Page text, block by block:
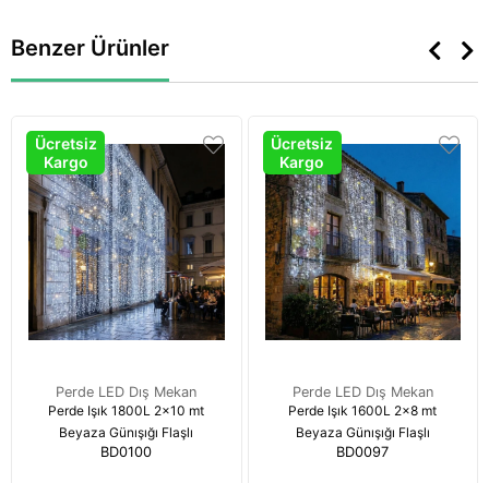
Benzer Ürünler
Perde LED Dış Mekan
Perde Işık 1800L 2x10 mt
Beyaza Günışığı Flaşlı
BD0100
Ücretsiz
Kargo
Perde LED Dış Mekan
Perde Işık 1600L 2x8 mt
Beyaza Günışığı Flaşlı
BD0097
Ücretsiz
Kargo